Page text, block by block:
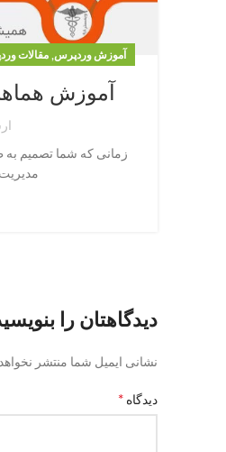
آموزش وردپرس, مقالات
آموزش
دیدگاهتان را
نشانی ایمیل شما منتشر
دیدگاه *